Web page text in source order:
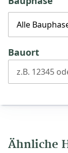
Alle
Bauort
z.B. 12345
Ähnliche